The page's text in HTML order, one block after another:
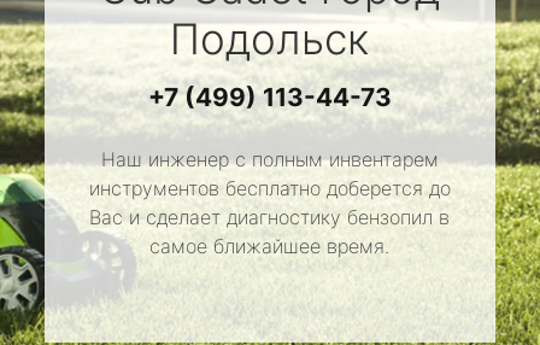
Подольск
+7 (499) 113-44-73
Наш инженер с полным инвентарем
инструментов бесплатно доберется до
Вас и сделает диагностику бензопил в
самое ближайшее время.